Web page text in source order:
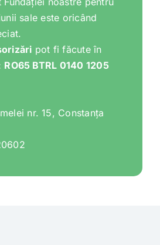
sale este oricând
pot fi făcute în
RO65 BTRL 0140 1205
nr. 15, Constanța